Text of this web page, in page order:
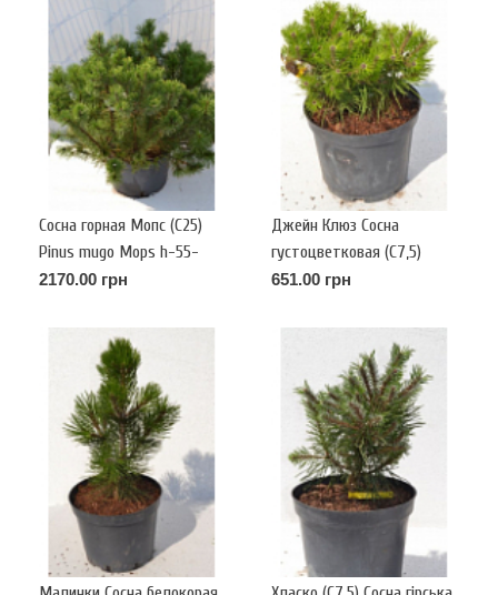
Сосна горная Мопс (С25)
Pinus mugo Mops h-55-
60,d-55-60
2170.00 грн
Джейн Клюз Сосна
густоцветковая (С7,5)
Pinus densiflora Jane Kluise
651.00 грн